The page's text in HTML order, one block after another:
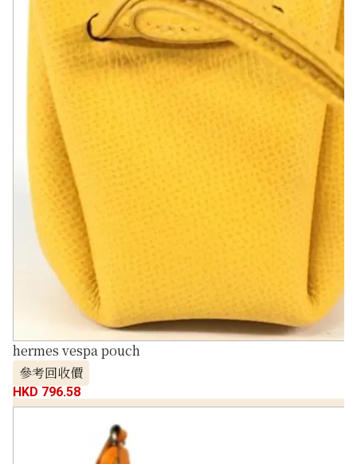
hermes vespa pouch
參考回收價
HKD 796.58